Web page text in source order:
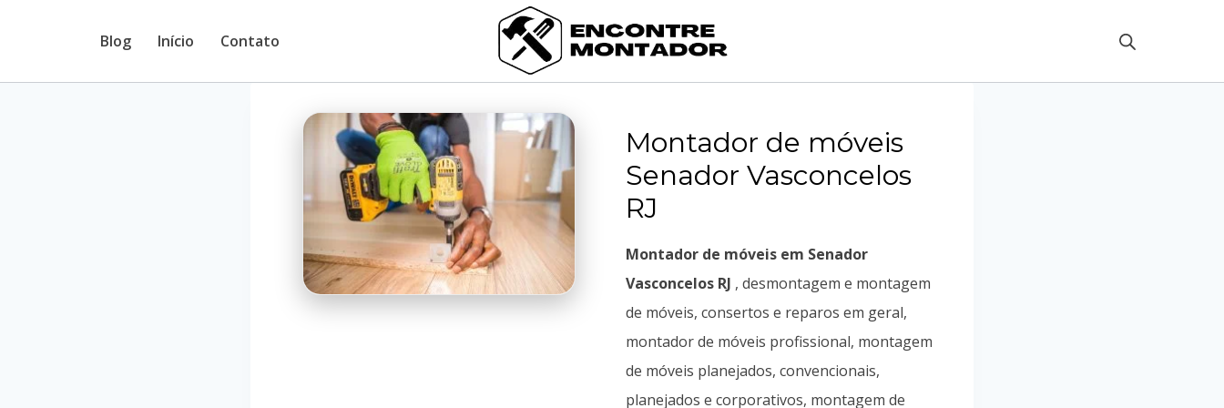
Blog Início Contato
Montador de móveis
Senador Vasconcelos
RJ
Montador de móveis em Senador
Vasconcelos RJ , desmontagem e montagem
de móveis, consertos e reparos em geral,
montador de móveis profissional, montagem
de móveis planejados, convencionais,
planejados e corporativos, montagem de